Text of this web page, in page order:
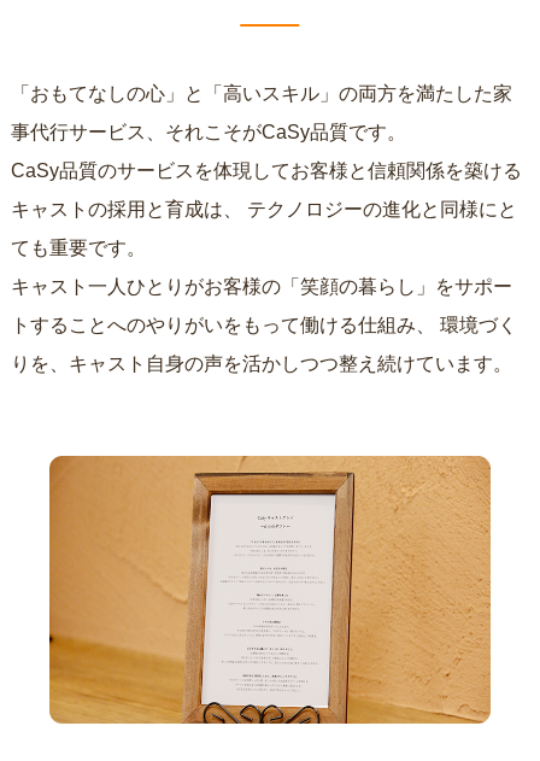
「おもてなしの心」と「高いスキル」の両方を満たした家
事代行サービス、それこそがCaSy品質です。
CaSy品質のサービスを体現してお客様と信頼関係を築ける
キャストの採用と育成は、
ても重要です。
キャスト一人ひとりがお客様の「笑顔の暮らし」をサポー
トすることへのやりがいをもって働ける仕組み、
りを、キャスト自身の声を活かしつつ整え続けています。